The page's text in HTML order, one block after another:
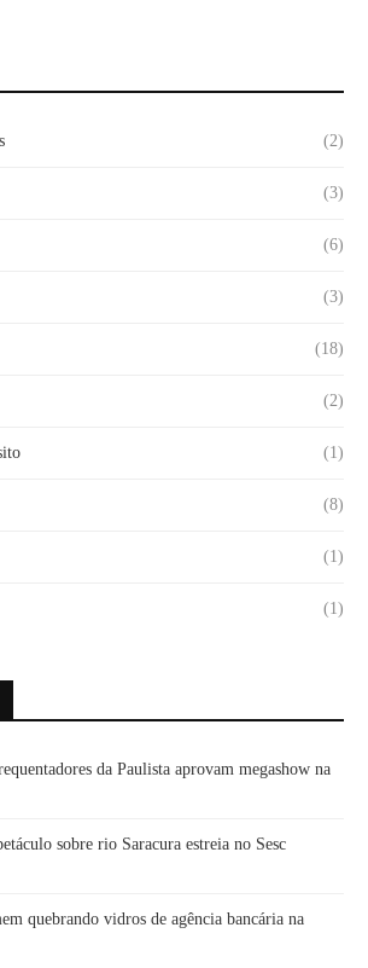
(2)
(3)
(6)
(3)
(18)
(2)
(1)
(8)
(1)
(1)
da Paulista aprovam megashow na
sobre rio Saracura estreia no Sesc
quebrando vidros de agência bancária na